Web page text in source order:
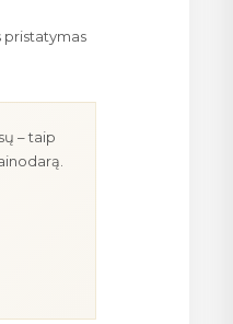
pristatymas
– taip